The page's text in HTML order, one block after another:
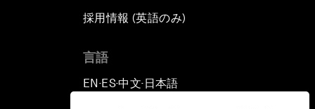
採用情報 (英語のみ)
言語
EN ▪ ES▪中文▪ 日本語